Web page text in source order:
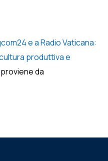
e a Radio Vaticana:
produttiva e
proviene da